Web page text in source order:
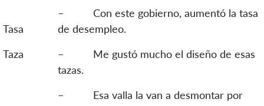
Tasa
Taza
– Con este gobierno, aumentó la tasa
de desempleo.
– Me gustó mucho el diseño de esas
tazas.
– Esa valla la van a desmontar por